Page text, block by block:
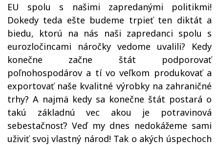
EU spolu s našimi zapredanými politikmi!
Dokedy teda ešte budeme trpieť ten diktát a
biedu, ktorú na nás naši zapredanci spolu s
eurozločincami náročky vedome uvalili? Kedy
konečne začne štát podporovať
poľnohospodárov a tí vo veľkom produkovať a
exportovať naše kvalitné výrobky na zahraničné
trhy? A najmä kedy sa konečne štát postará o
takú základnú vec akou je potravinová
sebestačnosť? Veď my dnes nedokážeme sami
uživiť svoj vlastný národ! Tak o akých úspechoch